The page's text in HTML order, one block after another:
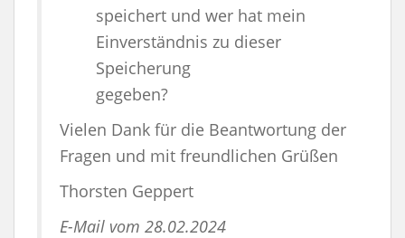
speichert und wer hat mein
Einverständnis zu dieser
Speicherung
gegeben?
Vielen Dank für die Beantwortung der
Fragen und mit freundlichen Grüßen
Thorsten Geppert
E-Mail vom 28.02.2024